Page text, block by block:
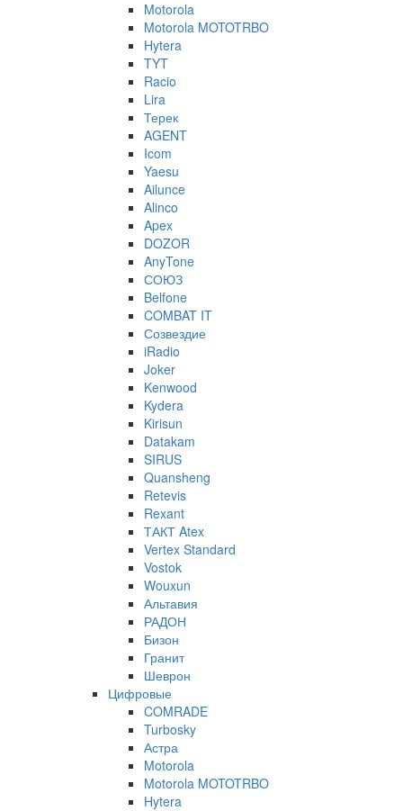
Motorola
Motorola MOTOTRBO
Hytera
TYT
Racio
Lira
Терек
AGENT
Icom
Yaesu
Ailunce
Alinco
Apex
DOZOR
AnyTone
СОЮЗ
Belfone
COMBAT IT
Созвездие
iRadio
Joker
Kenwood
Kydera
Kirisun
Datakam
SIRUS
Quansheng
Retevis
Rexant
ТАКТ Atex
Vertex Standard
Vostok
Wouxun
Альтавия
РАДОН
Бизон
Гранит
Шеврон
Цифровые
COMRADE
Turbosky
Астра
Motorola
Motorola MOTOTRBO
Hytera